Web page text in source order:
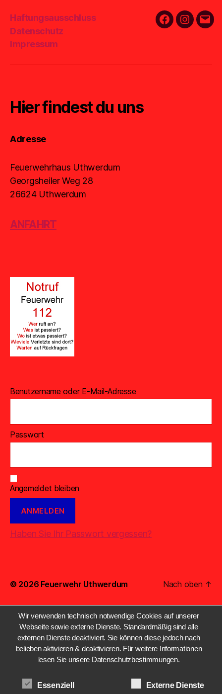
Haftungsausschluss
Datenschutz
Impressum
FacebookE-
Hier findest du uns
Adresse
Feuerwehrhaus Uthwerdum
Georgsheiler Weg 28
26624 Uthwerdum
ANFAHRT
Benutzername oder E-Mail-Adresse
Passwort
Angemeldet bleiben
Haben Sie Ihr Passwort vergessen?
© 2026 Feuerwehr Uthwerdum Nach oben ↑
Wir verwenden technisch notwendige Cookies auf unserer
Webseite sowie externe Dienste. Standardmäßig sind alle
externen Dienste deaktiviert. Sie können diese jedoch nach
belieben aktivieren & deaktivieren. Für weitere Informationen
lesen Sie unsere Datenschutzbestimmungen.
Essenziell Externe Dienste